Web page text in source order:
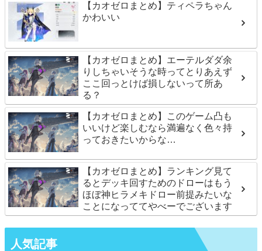
【カオゼロまとめ】ティペラちゃん
かわいい
【カオゼロまとめ】エーテルダダ余
りしちゃいそうな時ってとりあえず
ここ回っとけば損しないって所あ
る？
【カオゼロまとめ】このゲーム凸も
いいけど楽しむなら満遍なく色々持
っておきたいからな…
【カオゼロまとめ】ランキング見て
るとデッキ回すためのドローはもう
ほぼ神ヒラメキドロー前提みたいな
ことになっててやべーでございます
人気記事